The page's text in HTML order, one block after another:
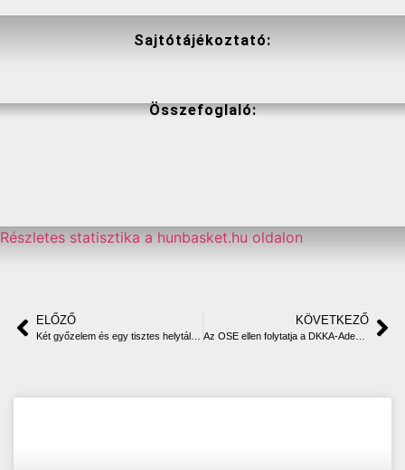
Sajtótájékoztató:
Összefoglaló:
Részletes statisztika a hunbasket.hu oldalon
ELŐZŐ KÖVETKEZŐ
Az OSE ellen folytatja a DKKA-Adecco